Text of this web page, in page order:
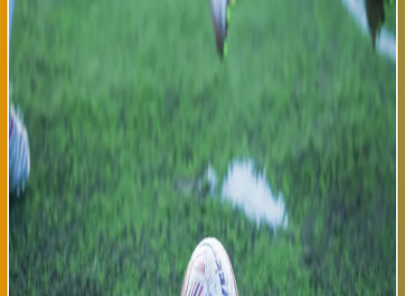
Cardona en minuto 67, mientras que Alemania descontó con
tanto de Alexandra Popp en el 82. La victoria de España
representa un hito histórico para el fútbol femenino español,
consolidando a la nación como potencia global en deporte
femenino y generando ondas de celebración desde Madrid hasta
Barcelona, Bilbao y todas ciudades españolas. El rendimiento de
la selección española ha sido absolutamente dominante durante
toda la competición, ganando todos sus partidos y demostrando
un fútbol ofensivo emocionante que ha cautivado audiencias
europeas. La selección española fue dominante desde el primer
minuto de la final, controlando posesión con 62%, ejecutando 18
tiros a portería de los cuales 10 fueron a puerta, y presionando
constantemente la defensa alemana. Alexia Putellas, ganadora
de dos Balones de Oro, fue jugadora decisiva, generando
oportunidades de gol y marcando ella misma con precisión de
centrocampista ofensiva que la caracteriza. La defensa